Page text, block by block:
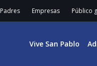
Padres Empresas Público
Vive San Pablo